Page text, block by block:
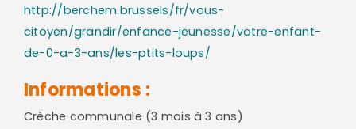
http://berchem.brussels/fr/vous-
citoyen/grandir/enfance-jeunesse/votre-enfant-
de-0-a-3-ans/les-ptits-loups/
Informations :
Crèche communale (3 mois à 3 ans)